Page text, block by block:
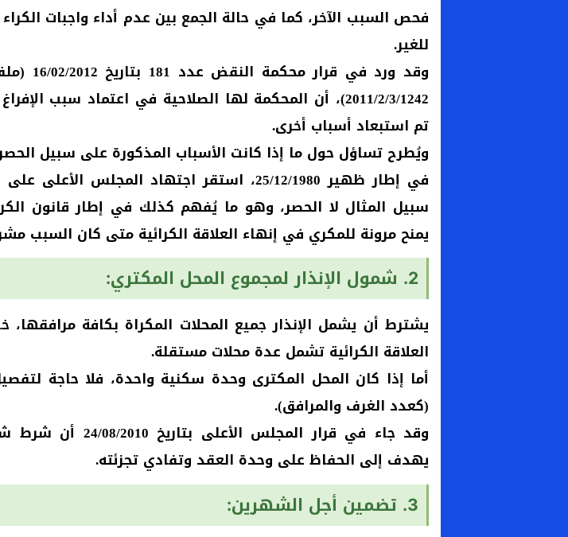
فحص السبب الآخر، كما في حالة الجمع بين عدم أداء واجبات
للغير.
وقد ورد في
2011/2/3/1242)، أن المحكمة لها الصلاحية في اعتماد سبب
تم استبعاد أسباب أخرى.
ويُطرح تساؤل حول ما إذا كانت الأسباب المذكورة على سبيل الحصر
في إطار ظهير 25/12/1980، استقر اجتهاد المجلس
سبيل المثال لا الحصر، وهو ما يُفهم كذلك في إطار قانون
يمنح مرونة للمكري في إنهاء العلاقة الكرائية متى كان السبب
2. شمول الإنذار لمجموع المحل المكتري:
يشترط أن يشمل الإنذار جميع المحلات المكراة بكافة مرافقها،
العلاقة الكرائية تشمل عدة محلات مستقلة.
أما إذا كان المحل المكترى وحدة سكنية واحدة، فلا حاجة
(كعدد الغرف والمرافق).
وقد جاء في قرار المجلس
يهدف إلى الحفاظ على وحدة العقد وتفادي تجزئته.
3. تضمين أجل الشهرين: